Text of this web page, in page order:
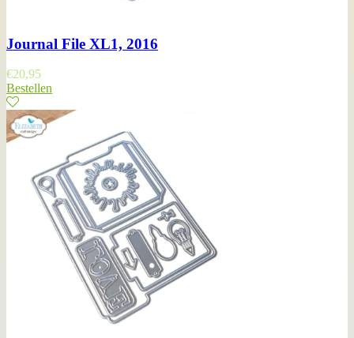
Journal File XL1, 2016
€20,95
Bestellen